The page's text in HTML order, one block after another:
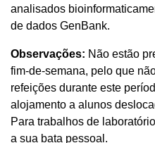
analisados
de dados GenBank.
Observações: Não estão
fim-de-semana, pelo que
refeições durante este
alojamento a alunos
Para trabalhos de
a sua bata pessoal.